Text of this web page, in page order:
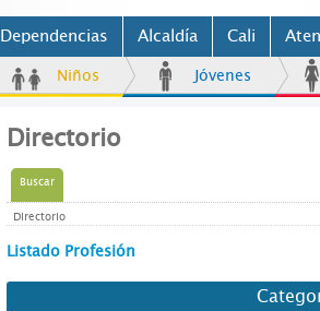
Dependencias Alcaldía Cali
Niños Jóvenes
Directorio
Buscar
Directorio
Listado Profesión